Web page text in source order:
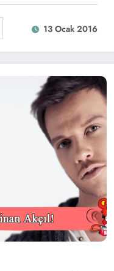
13 Ocak 2016